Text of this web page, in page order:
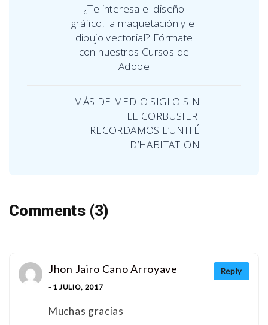
¿Te interesa el diseño
gráfico, la maquetación y el
dibujo vectorial? Fórmate
con nuestros Cursos de
Adobe
MÁS DE MEDIO SIGLO SIN
LE CORBUSIER.
RECORDAMOS L’UNITÉ
D’HABITATION
Comments (3)
Reply
Jhon Jairo Cano Arroyave
- 1 JULIO, 2017
Muchas gracias